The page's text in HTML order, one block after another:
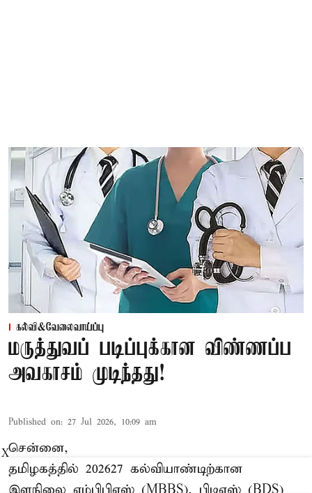
கல்வி&வேலைவாய்ப்பு
மருத்துவப் படிப்புக்கான விண்ணப்ப
அவகாசம் முடிந்தது!
Published on: 27 Jul 2026, 10:09 am
சென்னை,
தமிழகத்தில் 2026–27 கல்வியாண்டிற்கான
X